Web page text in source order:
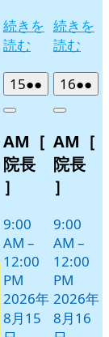
続きを
読む
続きを
読む
152026
年
月
15
日
●●
件
イ
ベ
ト)
Close
AM［
院長
］
9:00
AM –
12:00
PM
2026年
8月15
162026
年
月
16
日
●●
件
イ
Close
AM［
院長
］
9:00
AM –
12:00
PM
2026年
8月16